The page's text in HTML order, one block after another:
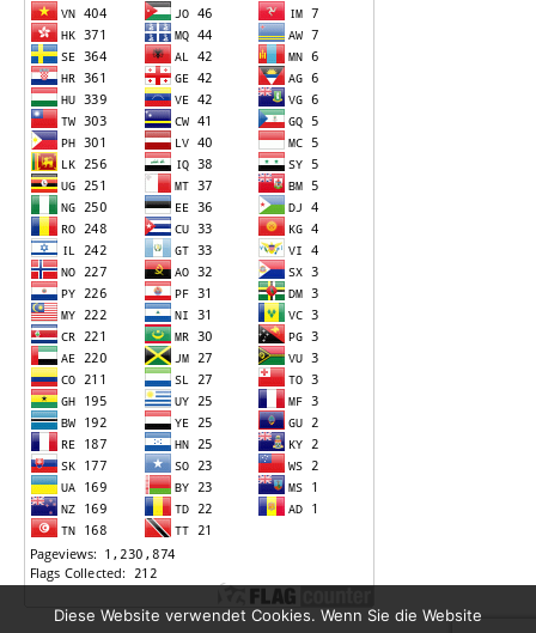
Diese Website verwendet Cookies. Wenn Sie die Website